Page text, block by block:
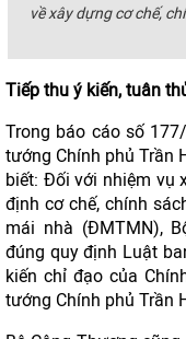
về xây dựng cơ chế,
Tiếp thu ý kiến, tuân
Trong báo cáo số
tướng Chính phủ Trần
biết: Đối với nhiệm vụ
định cơ chế, chính
mái nhà (ĐMTMN),
đúng quy định Luật
kiến chỉ đạo của
tướng Chính phủ Trần